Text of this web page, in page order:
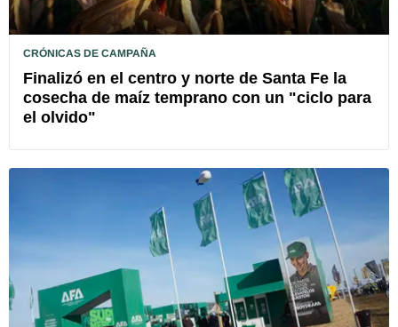
CRÓNICAS DE CAMPAÑA
Finalizó en el centro y norte de Santa Fe la
cosecha de maíz temprano con un "ciclo para
el olvido"